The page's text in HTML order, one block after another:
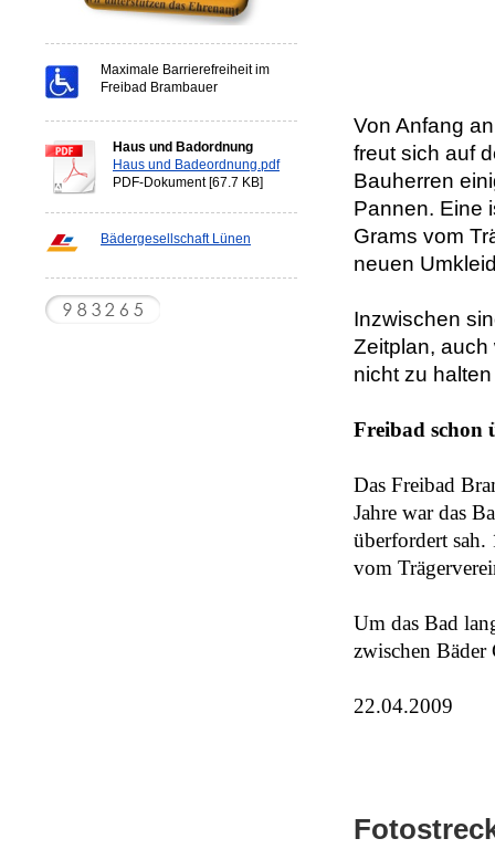
Maximale Barrierefreiheit im
Freibad Brambauer
Haus und Badordnung
Haus und Badeordnung.pdf
PDF-Dokument [67.7 KB]
Bädergesellschaft Lünen
Von Anfang
freut sich auf
Bauherren
Pannen. Eine
Grams vom
neuen
Inzwischen
Zeitplan, auch
nicht zu
Freibad schon
Das Freibad
Jahre war das
überfordert
vom
Um das Bad
zwischen
22.04.2009